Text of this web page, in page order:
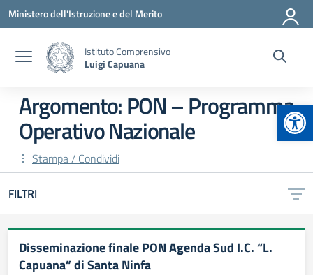
Vai ai contenuti
Vai al menu di navigazione
Vai al footer
Ministero dell'Istruzione e del Merito
Istituto Comprensivo
Luigi Capuana
Argomento: PON – Programma
Operativo Nazionale
Stampa / Condividi
FILTRI
Disseminazione finale PON Agenda Sud I.C. “L.
Capuana” di Santa Ninfa